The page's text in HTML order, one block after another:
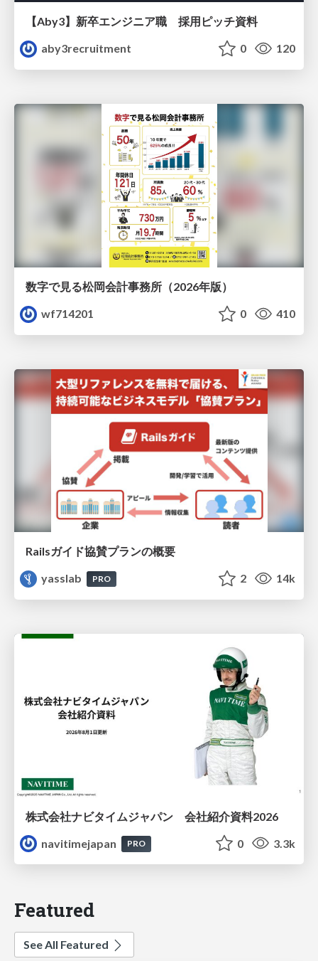
【Aby3】新卒エンジニア職 採用ピッチ資料
aby3recruitment
0 120
数字で見る松岡会計事務所（2026年版）
wf714201
0 410
Railsガイド協賛プランの概要
yasslab
PRO 2 14k
株式会社ナビタイムジャパン 会社紹介資料2026
navitimejapan
PRO 0 3.3k
Featured
See All Featured